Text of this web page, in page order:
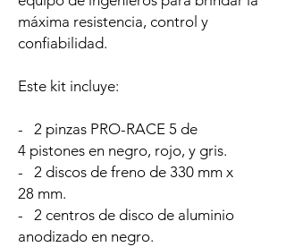
máxima resistencia, control y
confiabilidad.
Este kit incluye:
- 2 pinzas PRO-RACE 5 de
4 pistones en negro, rojo, y gris.
- 2 discos de freno de 330 mm x
28 mm.
- 2 centros de disco de aluminio
anodizado en negro.